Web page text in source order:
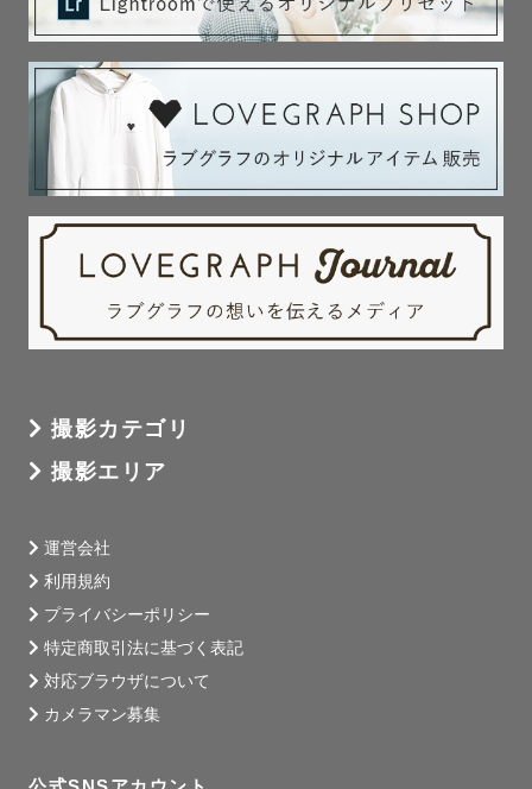
撮影カテゴリ
撮影エリア
運営会社
利用規約
プライバシーポリシー
特定商取引法に基づく表記
対応ブラウザについて
カメラマン募集